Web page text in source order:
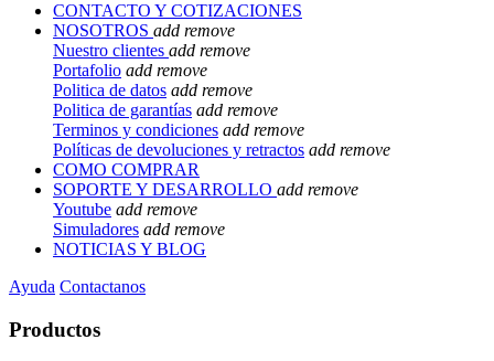
CONTACTO Y COTIZACIONES
NOSOTROS add remove
Nuestro clientes add remove
Portafolio add remove
Politica de datos add remove
Politica de garantías add remove
Terminos y condiciones add remove
Políticas de devoluciones y retractos add remove
COMO COMPRAR
SOPORTE Y DESARROLLO add remove
Youtube add remove
Simuladores add remove
NOTICIAS Y BLOG
Ayuda Contactanos
Productos